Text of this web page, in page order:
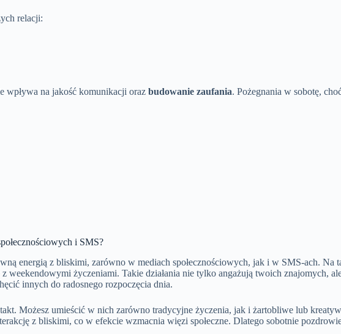
relacji:
wpływa na jakość komunikacji oraz budowanie zaufania. Pożegnania w sobotę,
i SMS?
energią z bliskimi, zarówno w mediach społecznościowych, jak i w SMS-ach. Na
życzeniami. Takie działania nie tylko angażują twoich znajomych,
innych do radosnego rozpoczęcia dnia.
Możesz umieścić w nich zarówno tradycyjne życzenia, jak i żartobliwe lub
z bliskimi, co w efekcie wzmacnia więzi społeczne. Dlatego sobotnie